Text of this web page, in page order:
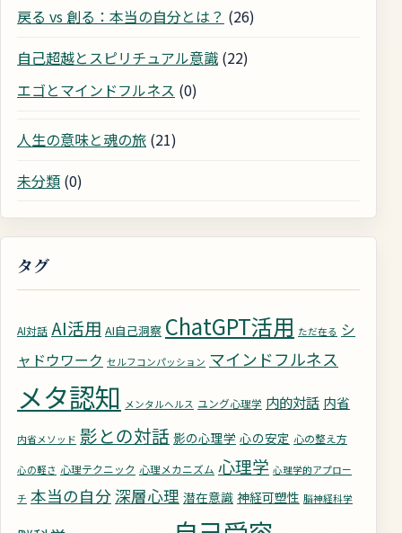
戻る vs 創る：本当の自分とは？ (26)
自己超越とスピリチュアル意識 (22)
エゴとマインドフルネス (0)
人生の意味と魂の旅 (21)
未分類 (0)
タグ
AI対話 AI活用 AI自己洞察 ChatGPT活用 ただ在る シ
ャドウワーク セルフコンパッション マインドフルネス
メタ認知 メンタルヘルス ユング心理学 内的対話 内省
内省メソッド 影との対話 影の心理学 心の安定 心の整え方
心の軽さ 心理テクニック 心理メカニズム 心理学 心理学的アプロー
チ 本当の自分 深層心理 潜在意識 神経可塑性 脳神経科学